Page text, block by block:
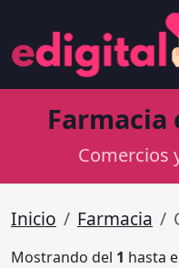
Farmacia
Comercios
Inicio Farmacia
Mostrando del 1 hasta